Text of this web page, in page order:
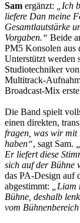
Sam ergänzt:
„Ich
liefere Dan meine
Gesamtlautstärke
Vorgaben.“ Beide
PM5 Konsolen
Unterstützt werden
Studiotechniker
Multitrack-
Broadcast-Mix
Die Band spielt
einen direkten,
fragen, was wir mit
haben“, sagt Sam.
Er liefert diese
sich auf der Bühne
das PA-Design auf
abgestimmt:
Bühne, deshalb
vom